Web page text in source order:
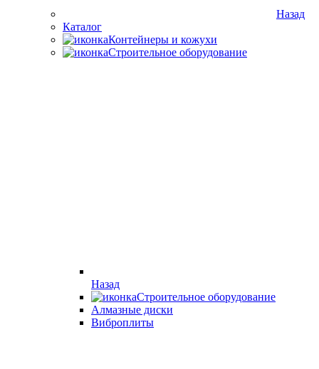
Назад
Каталог
Контейнеры и кожухи
Строительное оборудование
Назад
Строительное оборудование
Алмазные диски
Виброплиты